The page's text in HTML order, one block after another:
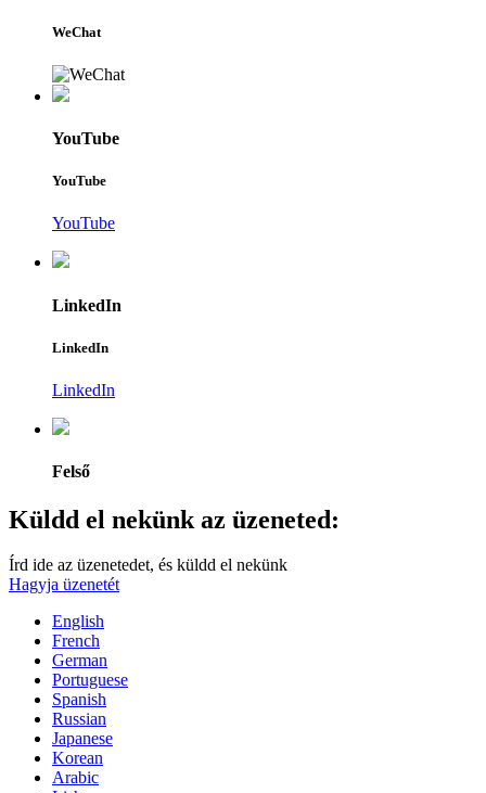
WeChat
YouTube
YouTube
YouTube
LinkedIn
LinkedIn
LinkedIn
Felső
Küldd el nekünk az üzeneted:
Írd ide az üzenetedet, és küldd el nekünk
Hagyja üzenetét
English
French
German
Portuguese
Spanish
Russian
Japanese
Korean
Arabic